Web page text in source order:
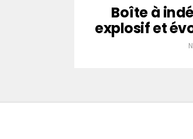
Boîte à
explosif et